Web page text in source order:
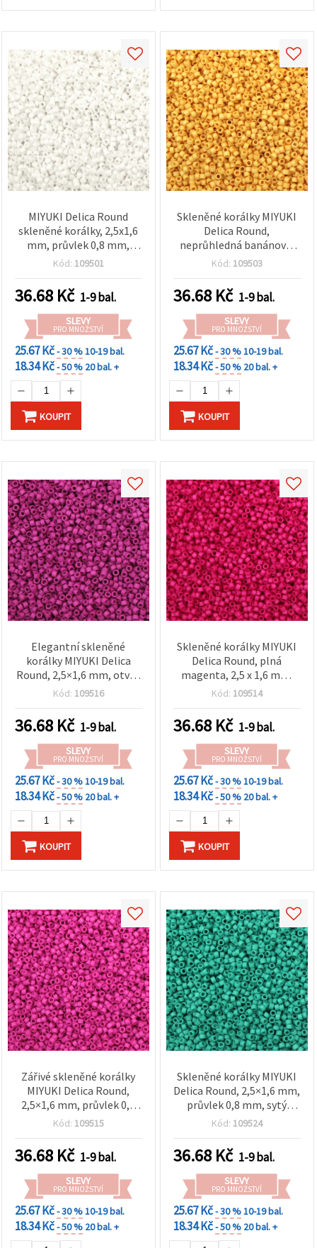
MIYUKI Delica Round
skleněné korálky, 2,5x1,6
mm, průvlek 0,8 mm,
neprůhledná bílá, 10 g
Kód: 109501
36.68 Kč 1-9 bal.
SLEVY
PRO MNOŽSTVÍ
25.67 Kč- 30 %10-19 bal.
18.34 Kč- 50 % 20 bal. +
KOUPIT
Skleněné korálky MIYUKI
Delica Round,
neprůhledná banánová,
2,5 x 1,6 mm, otvor 0,8
Kód: 109503
36.68 Kč 1-9 bal.
SLEVY
PRO MNOŽSTVÍ
25.67 Kč- 30 %10-19 bal.
18.34 Kč- 50 % 20 bal. +
KOUPIT
Elegantní skleněné
korálky MIYUKI Delica
Round, 2,5×1,6 mm, otvor
0,8 mm – v plné
(~790 ks)
Kód: 109516
36.68 Kč 1-9 bal.
SLEVY
PRO MNOŽSTVÍ
25.67 Kč- 30 %10-19 bal.
18.34 Kč- 50 % 20 bal. +
KOUPIT
Skleněné korálky MIYUKI
Delica Round, plná
magenta, 2,5 x 1,6 mm,
otvor 0,8 mm, 10 g (~790
Kód: 109514
36.68 Kč 1-9 bal.
SLEVY
PRO MNOŽSTVÍ
25.67 Kč- 30 %10-19 bal.
18.34 Kč- 50 % 20 bal. +
KOUPIT
Zářivé skleněné korálky
MIYUKI Delica Round,
2,5×1,6 mm, průvlek 0,8
mm – neprůhledná
Kód: 109515
36.68 Kč 1-9 bal.
SLEVY
PRO MNOŽSTVÍ
25.67 Kč- 30 %10-19 bal.
18.34 Kč- 50 % 20 bal. +
Skleněné korálky MIYUKI
Delica Round, 2,5×1,6 mm,
průvlek 0,8 mm, sytý
tmavý akvamarín, 10 g
Kód: 109524
36.68 Kč 1-9 bal.
SLEVY
PRO MNOŽSTVÍ
25.67 Kč- 30 %10-19 bal.
18.34 Kč- 50 % 20 bal. +